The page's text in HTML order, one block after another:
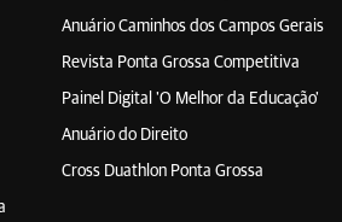
Anuário Caminhos dos Campos Gerais
Revista Ponta Grossa Competitiva
Painel Digital 'O Melhor da Educação'
Anuário do Direito
Cross Duathlon Ponta Grossa